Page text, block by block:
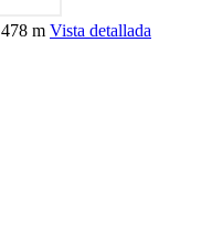
478 m Vista detallada